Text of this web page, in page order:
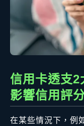
信用卡透支2
影響信用評
在某些情況下，例